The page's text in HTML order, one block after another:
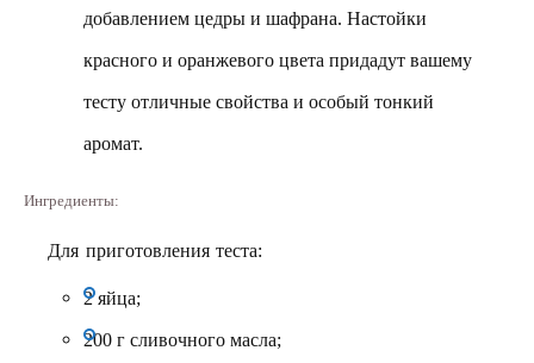
добавлением цедры и шафрана. Настойки
красного и оранжевого цвета придадут вашему
тесту отличные свойства и особый тонкий
аромат.
Ингредиенты:
Для приготовления теста:
2 яйца;
200 г сливочного масла;